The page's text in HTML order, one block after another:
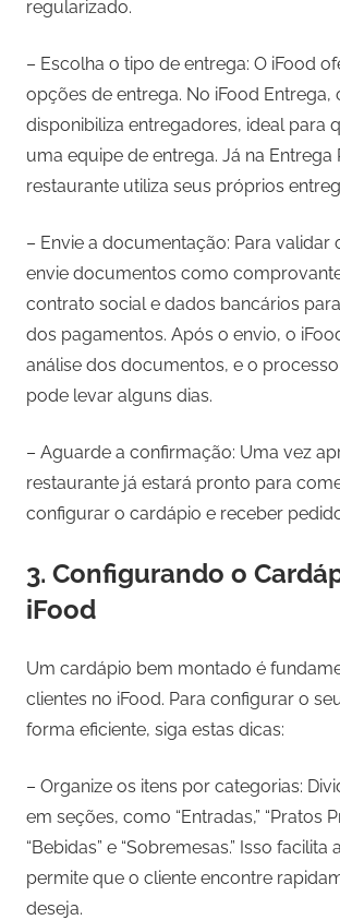
regularizado.
– Escolha o tipo de entrega: O iFood
opções de entrega. No iFood Entrega,
disponibiliza entregadores, ideal para
uma equipe de entrega. Já na Entrega
restaurante utiliza seus próprios
– Envie a documentação: Para validar
envie documentos como
contrato social e dados bancários
dos pagamentos. Após o envio, o
análise dos documentos, e o
pode levar alguns dias.
– Aguarde a confirmação: Uma vez
restaurante já estará pronto para
configurar o cardápio e receber
3. Configurando o
iFood
Um cardápio bem montado é
clientes no iFood. Para configurar o
forma eficiente, siga estas dicas:
– Organize os itens por categorias:
em seções, como “Entradas,” “Pratos
“Bebidas” e “Sobremesas.” Isso
permite que o cliente encontre
deseja.